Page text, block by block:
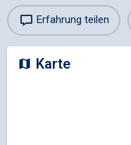
Erfahrung teilen
Karte